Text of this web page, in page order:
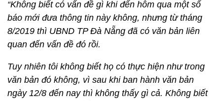
“Không biết có vấn đề gì khi đến hôm qua một số
báo mới đưa thông tin này không, nhưng từ tháng
8/2019 thì UBND TP Đà Nẵng đã có văn bản liên
quan đến vấn đề đó rồi.
Tuy nhiên tôi không biết họ có thực hiện như trong
văn bản đó không, vì sau khi ban hành văn bản
ngày 12/8 đến nay thì không thấy gì cả. Không biết